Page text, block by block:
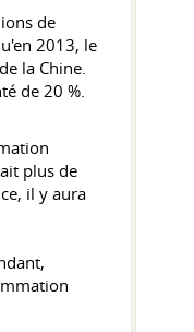
de
2013, le
la Chine.
de 20 %.
plus de
il y aura